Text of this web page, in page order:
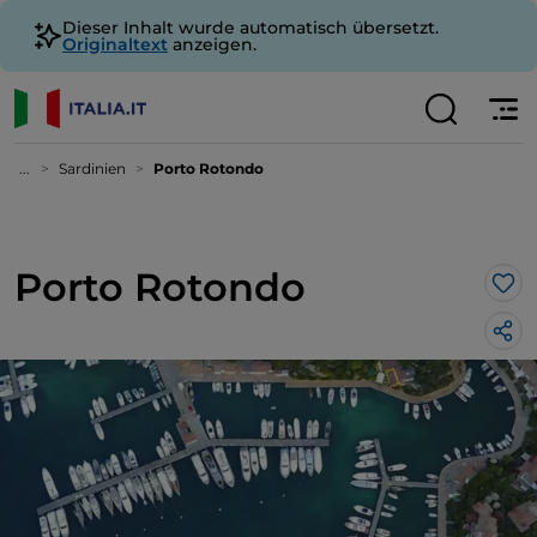
Dieser Inhalt wurde automatisch übersetzt.
Originaltext anzeigen.
... Sardinien Porto Rotondo
Porto Rotondo